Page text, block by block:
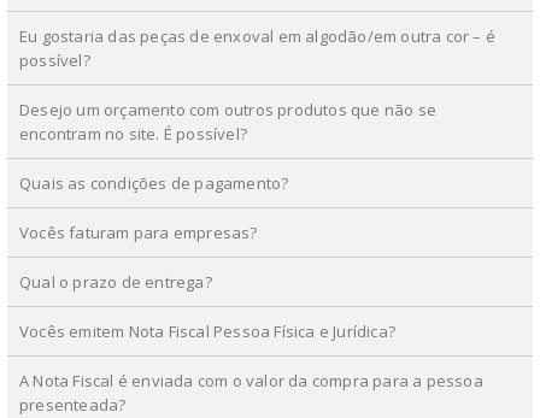
Eu gostaria das peças de enxoval em algodão/em outra cor – é
possível?
Desejo um orçamento com outros produtos que não se
encontram no site. É possível?
Quais as condições de pagamento?
Vocês faturam para empresas?
Qual o prazo de entrega?
Vocês emitem Nota Fiscal Pessoa Física e Jurídica?
A Nota Fiscal é enviada com o valor da compra para a pessoa
presenteada?